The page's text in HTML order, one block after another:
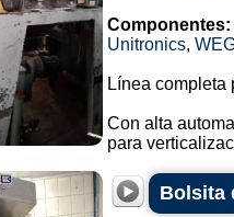
Componentes:
Unitronics,
Línea completa
Con alta
para
Bolsita